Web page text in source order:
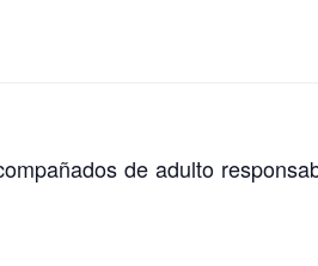
de adulto